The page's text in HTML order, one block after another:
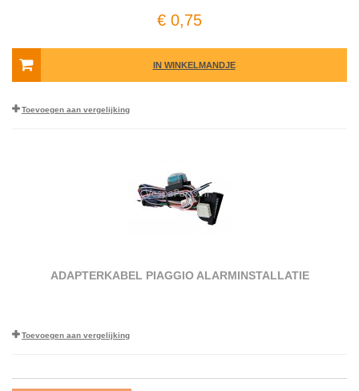
€ 0,75
IN WINKELMANDJE
Toevoegen aan vergelijking
ADAPTERKABEL PIAGGIO ALARMINSTALLATIE
Toevoegen aan vergelijking